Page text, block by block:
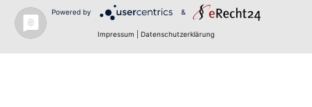
Powered by &
Impressum Datenschutzerklärung